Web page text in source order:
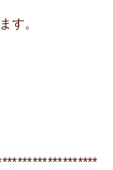
す。